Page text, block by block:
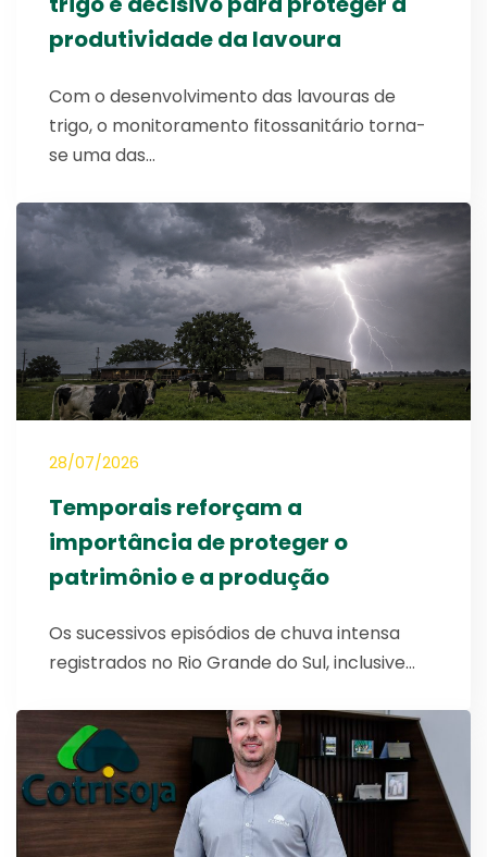
produtividade da lavoura
Com o desenvolvimento das lavouras de
trigo, o monitoramento fitossanitário torna-
se uma das…
28/07/2026
Temporais reforçam a
importância de proteger o
patrimônio e a produção
Os sucessivos episódios de chuva intensa
registrados no Rio Grande do Sul, inclusive…